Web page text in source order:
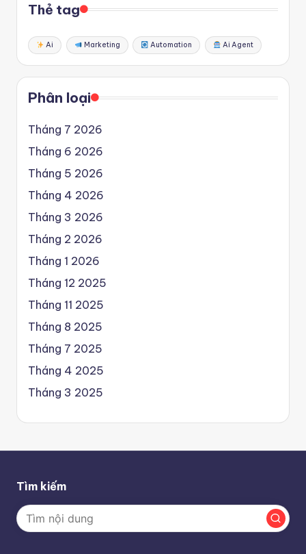
Thẻ tag
Ai Marketing Automation Ai Agent
Phân loại
Tháng 7 2026
Tháng 6 2026
Tháng 5 2026
Tháng 4 2026
Tháng 3 2026
Tháng 2 2026
Tháng 1 2026
Tháng 12 2025
Tháng 11 2025
Tháng 8 2025
Tháng 7 2025
Tháng 4 2025
Tháng 3 2025
Tìm kiếm